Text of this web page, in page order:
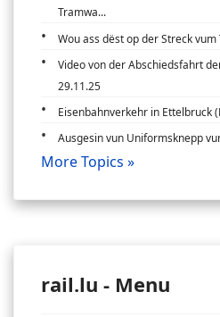
Tramwa...
Wou ass dëst op der Streck vum
Video von der Abschiedsfahrt
29.11.25
Eisenbahnverkehr in Ettelbruck
Ausgesin vun Uniformsknepp
More Topics »
rail.lu - Menu